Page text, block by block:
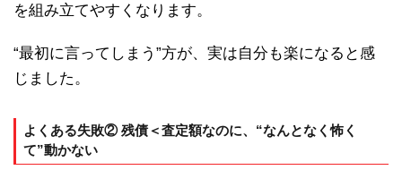
を組み立てやすくなります。
“最初に言ってしまう”方が、実は自分も楽になると感
じました。
よくある失敗② 残債＜査定額なのに、“なんとなく怖く
て”動かない